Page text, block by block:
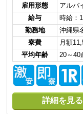
雇用形態
アルバ
給与
時給：
勤務地
沖縄県
寮費
月額
平均年齢
20～40
詳細を見る